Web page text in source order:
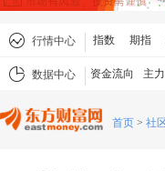
行情中心 指数 期指
数据中心 资金流向 主
首页 > 社